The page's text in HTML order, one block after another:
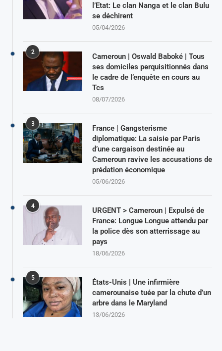
l’Etat: Le clan Nanga et le clan Bulu
se déchirent
05/04/2026
2
Cameroun | Oswald Baboké | Tous
ses domiciles perquisitionnés dans
le cadre de l’enquête en cours au
Tcs
08/07/2026
3
France | Gangsterisme
diplomatique: La saisie par Paris
d’une cargaison destinée au
Cameroun ravive les accusations de
prédation économique
05/06/2026
4
URGENT > Cameroun | Expulsé de
France: Longue Longue attendu par
la police dès son atterrissage au
pays
18/06/2026
5
États-Unis | Une infirmière
camerounaise tuée par la chute d’un
arbre dans le Maryland
13/06/2026